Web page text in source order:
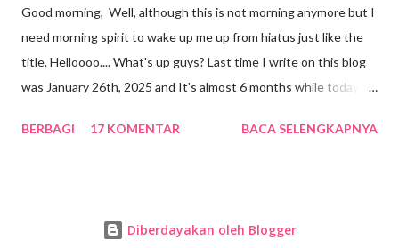
Good morning, Well, although this is not morning anymore but I
need morning spirit to wake up me up from hiatus just like the
title. Helloooo.... What's up guys? Last time I write on this blog
was January 26th, 2025 and It's almost 6 months while today is
my real life and I felt like I don't have any mood to write on my
and live my life without any disturbance. Bismillah this is the
BERBAGI 17 KOMENTAR BACA SELENGKAPNYA
Diberdayakan oleh Blogger